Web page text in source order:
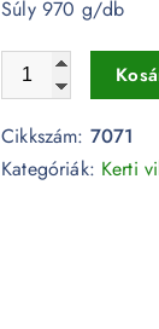
Súly 970 g/db
Fehér falilámpa
Cikkszám: 7071
Kategóriák: Kerti